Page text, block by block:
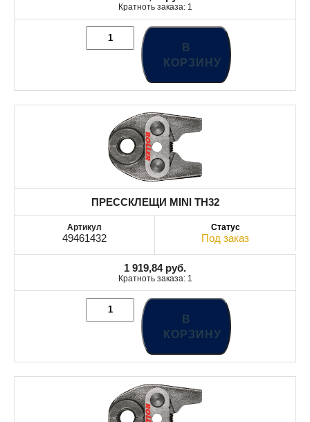
Кратноть заказа: 1
В
КОРЗИНУ
ПРЕССКЛЕЩИ MINI TH32
49461432 Под заказ
1 919,84 руб.
Кратноть заказа: 1
В
КОРЗИНУ